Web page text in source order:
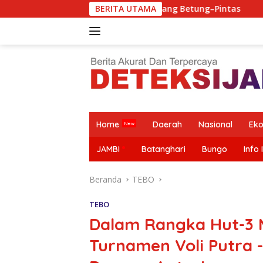
ke
BERITA UTAMA
Jalan Simpang Betung–Pintas SPPG Purwodadi
Home Daerah Nasional
JAMBI Batanghari Bungo Info
Beranda TEBO
TEBO
Dalam Rangka Hut-3
Turnamen Voli
SPPG
SMSI Terima
Krisis Guru,